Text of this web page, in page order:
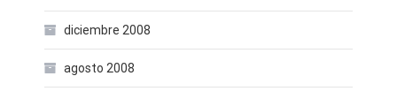
diciembre 2008
agosto 2008